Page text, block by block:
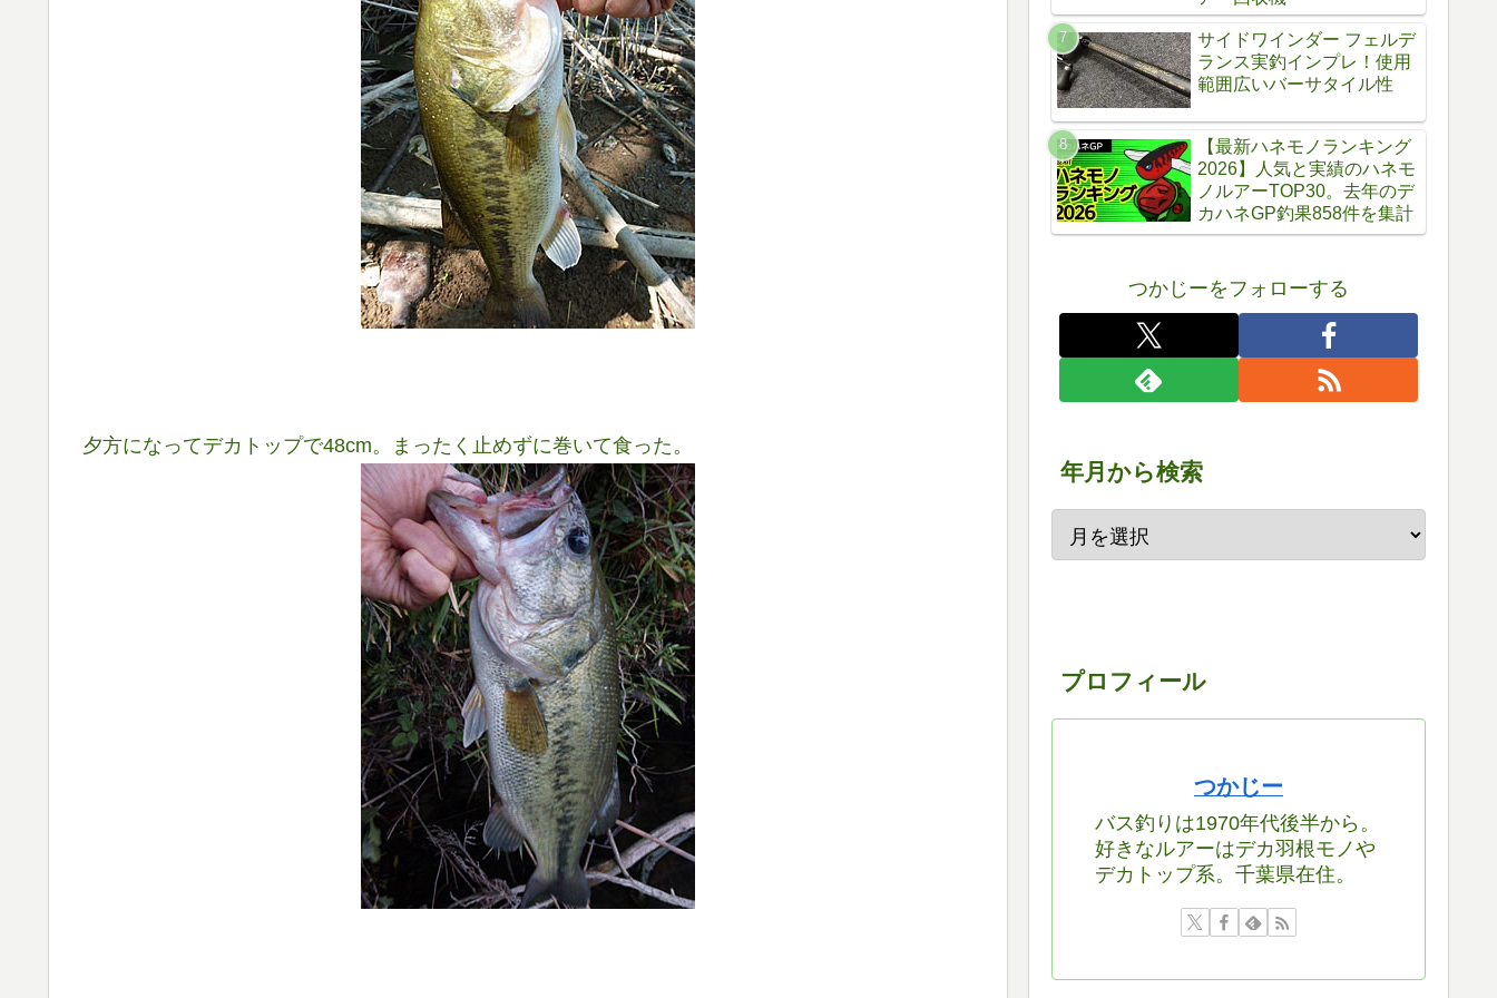
夕方になってデカトップで48cm。まったく止めずに巻いて食った。
サイドワインダー フェルデ
ランス実釣インプレ！使用
範囲広いバーサタイル性
【最新ハネモノランキング
2026】人気と実績のハネモ
ノルアーTOP30。去年のデ
カハネGP釣果858件を集計
つかじーをフォローする
年月から検索
プロフィール
つかじー
バス釣りは1970年代後半から。
好きなルアーはデカ羽根モノや
デカトップ系。千葉県在住。